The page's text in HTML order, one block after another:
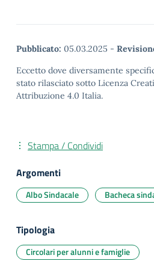
Pubblicato: 05.03.2025 -
Eccetto dove diversamente
stato rilasciato sotto Licenza
Attribuzione 4.0 Italia.
Stampa / Condividi
Argomenti
Albo Sindacale Bacheca
Tipologia
Circolari per alunni e famiglie